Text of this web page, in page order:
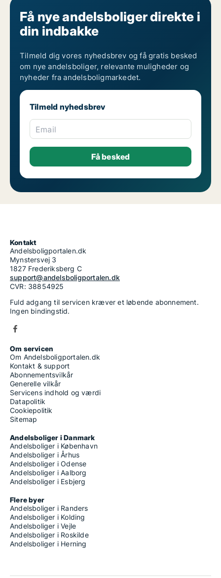
Få nye andelsboliger direkte i
din indbakke
Tilmeld dig vores nyhedsbrev og få gratis besked
om nye andelsboliger, relevante muligheder og
nyheder fra andelsboligmarkedet.
Tilmeld nyhedsbrev
Email
Kontakt
Andelsboligportalen.dk
Mynstersvej 3
1827 Frederiksberg C
support@andelsboligportalen.dk
CVR: 38854925
Fuld adgang til servicen kræver et løbende abonnement.
Ingen bindingstid.
Om servicen
Om Andelsboligportalen.dk
Kontakt & support
Abonnementsvilkår
Generelle vilkår
Servicens indhold og værdi
Datapolitik
Cookiepolitik
Sitemap
Andelsboliger i Danmark
Andelsboliger i København
Andelsboliger i Århus
Andelsboliger i Odense
Andelsboliger i Aalborg
Andelsboliger i Esbjerg
Flere byer
Andelsboliger i Randers
Andelsboliger i Kolding
Andelsboliger i Vejle
Andelsboliger i Roskilde
Andelsboliger i Herning